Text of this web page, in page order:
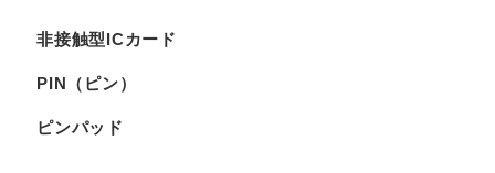
非接触型ICカード
PIN（ピン）
ピンパッド